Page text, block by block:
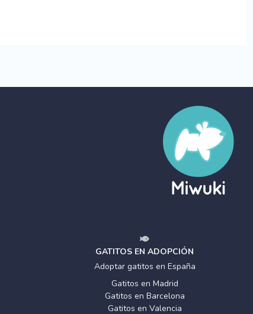
GATITOS EN ADOPCIÓN
Adoptar gatitos en España
Gatitos en Madrid
Gatitos en Barcelona
Gatitos en Valencia